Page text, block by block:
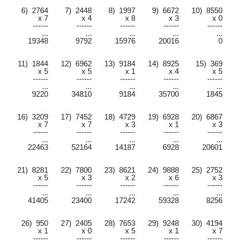
6) 2764 7) 2448 8) 1997 9) 6672
10) 8550
x 7
x 4 x 8 x 3
x 0
------
------ ------ ------
------
...
... ... ...
...
19348
9792 15976 20016 0
11) 1844 12) 6962 13) 9184 14) 8925
15) 369
x 5
x 5 x 1 x 4
x 5
------
------ ------ ------
------
...
... ... ...
...
9220
34810 9184 35700 1845
16) 3209 17) 7452 18) 4729 19) 6928
20) 6867
x 7
x 7 x 3 x 1
x 3
------
------ ------ ------
------
...
... ... ...
...
22463
52164 14187 6928 20601
21) 8281 22) 7800 23) 8621 24) 9888
25) 2752
x 5
x 3 x 2 x 6
x 3
------
------ ------ ------
------
...
... ... ...
...
41405
23400 17242 59328 8256
26) 950 27) 2405 28) 7653 29) 9248
30) 4194
x 1
x 0 x 5 x 1
x 7
------
------ ------ ------ ------